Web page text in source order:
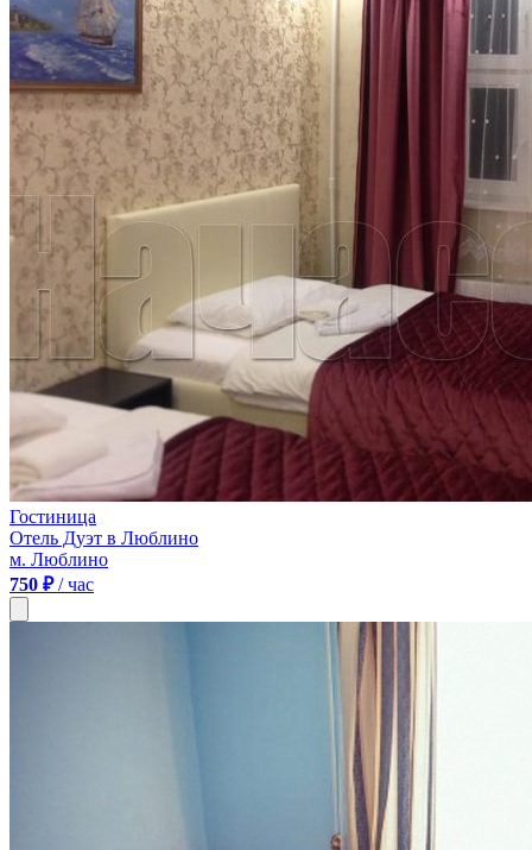
Гостиница
Отель Дуэт в Люблино
м. Люблино
750 ₽/ час